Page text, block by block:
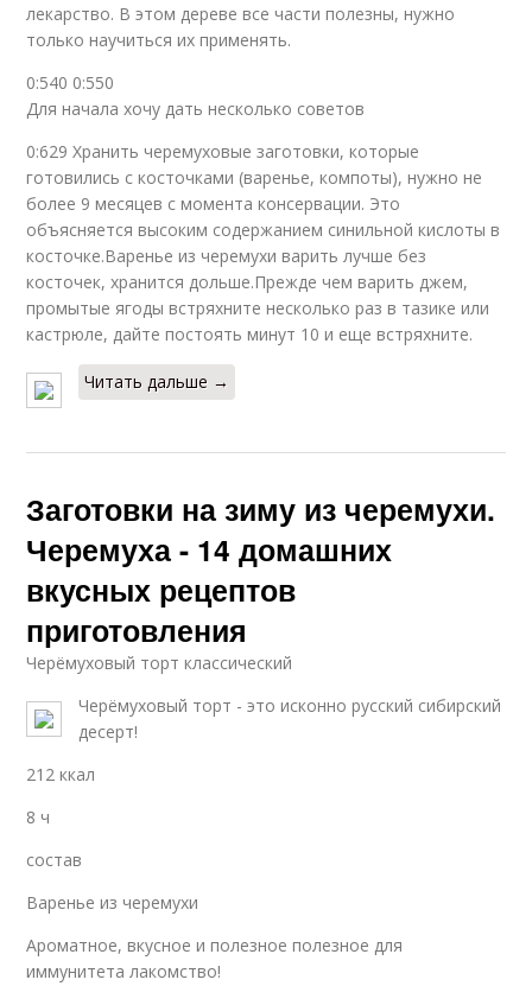
лекарство. В этом дереве все части полезны, нужно
только научиться их применять.
0:540 0:550
Для начала хочу дать несколько советов
0:629 Хранить черемуховые заготовки, которые
готовились с косточками (варенье, компоты), нужно не
более 9 месяцев с момента консервации. Это
объясняется высоким содержанием синильной кислоты в
косточке.Варенье из черемухи варить лучше без
косточек, хранится дольше.Прежде чем варить джем,
промытые ягоды встряхните несколько раз в тазике или
кастрюле, дайте постоять минут 10 и еще встряхните.
Читать дальше →
Заготовки на зиму из черемухи.
Черемуха - 14 домашних
вкусных рецептов
приготовления
Черёмуховый торт классический
Черёмуховый торт - это исконно русский сибирский
десерт!
212 ккал
8 ч
состав
Варенье из черемухи
Ароматное, вкусное и полезное полезное для
иммунитета лакомство!